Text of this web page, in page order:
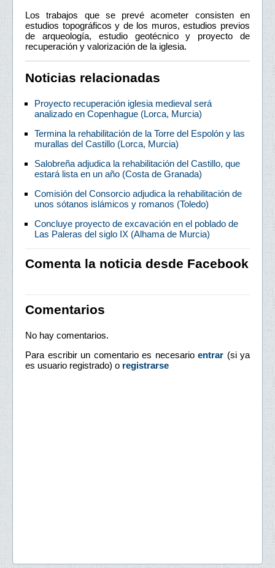
Los trabajos que se prevé acometer consisten en
estudios topográficos y de los muros, estudios previos
de arqueología, estudio geotécnico y proyecto de
recuperación y valorización de la iglesia.
Noticias relacionadas
Proyecto recuperación iglesia medieval será
analizado en Copenhague (Lorca, Murcia)
Termina la rehabilitación de la Torre del Espolón y las
murallas del Castillo (Lorca, Murcia)
Salobreña adjudica la rehabilitación del Castillo, que
estará lista en un año (Costa de Granada)
Comisión del Consorcio adjudica la rehabilitación de
unos sótanos islámicos y romanos (Toledo)
Concluye proyecto de excavación en el poblado de
Las Paleras del siglo IX (Alhama de Murcia)
Comenta la noticia desde Facebook
Comentarios
No hay comentarios.
Para escribir un comentario es necesario entrar (si ya
es usuario registrado) o registrarse